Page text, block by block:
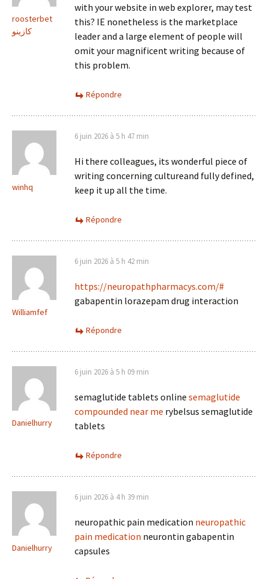
roosterbet
كازينو
with your website in web explorer, may test
this? IE nonetheless is the marketplace
leader and a large element of people will
omit your magnificent writing because of
this problem.
Répondre
winhq
6 juin 2026 à 5 h 47 min
Hi there colleagues, its wonderful piece of
writing concerning cultureand fully defined,
keep it up all the time.
Répondre
Williamfef
6 juin 2026 à 5 h 42 min
https://neuropathpharmacys.com/#
gabapentin lorazepam drug interaction
Répondre
Danielhurry
6 juin 2026 à 5 h 09 min
semaglutide tablets online semaglutide
compounded near me rybelsus semaglutide
tablets
Répondre
Danielhurry
6 juin 2026 à 4 h 39 min
neuropathic pain medication neuropathic
pain medication neurontin gabapentin
capsules